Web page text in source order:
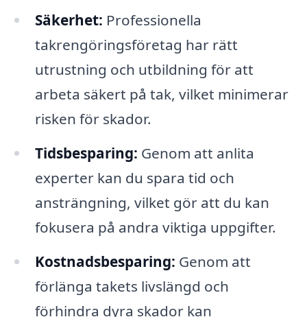
Säkerhet: Professionella
takrengöringsföretag har rätt
utrustning och utbildning för att
arbeta säkert på tak, vilket minimerar
risken för skador.
Tidsbesparing: Genom att anlita
experter kan du spara tid och
ansträngning, vilket gör att du kan
fokusera på andra viktiga uppgifter.
Kostnadsbesparing: Genom att
förlänga takets livslängd och
förhindra dyra skador kan